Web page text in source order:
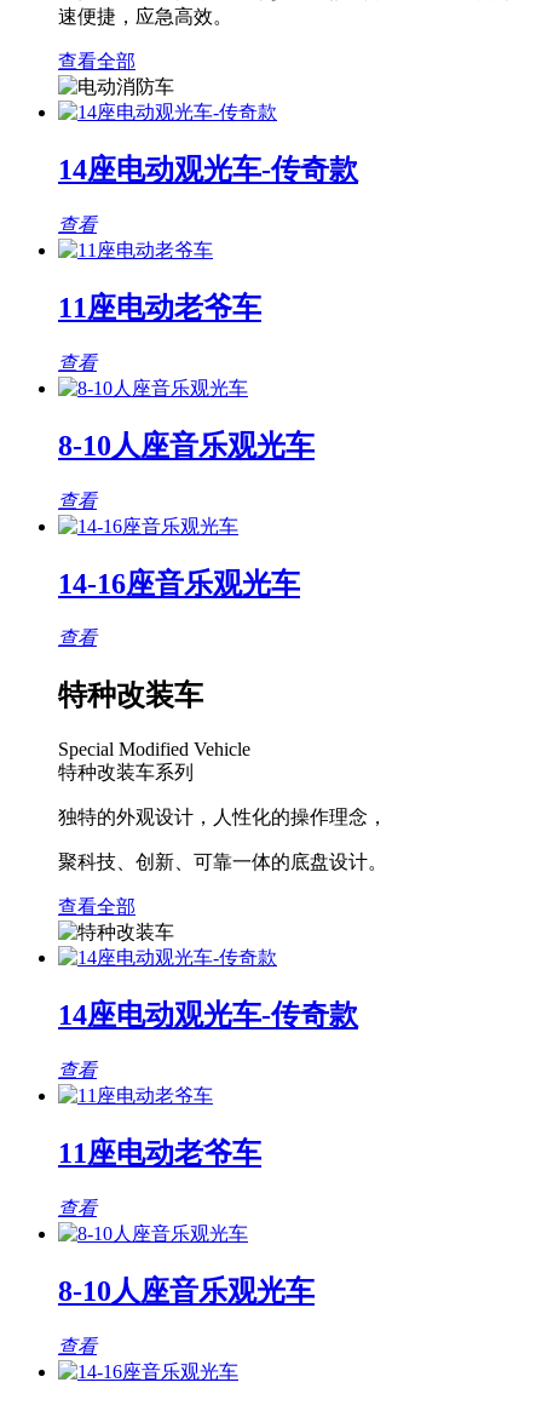
速便捷，应急高效。
查看全部
14座电动观光车-传奇款
查看
11座电动老爷车
查看
8-10人座音乐观光车
查看
14-16座音乐观光车
查看
特种改装车
Special Modified Vehicle
特种改装车系列
独特的外观设计，人性化的操作理念，
聚科技、创新、可靠一体的底盘设计。
查看全部
14座电动观光车-传奇款
查看
11座电动老爷车
查看
8-10人座音乐观光车
查看